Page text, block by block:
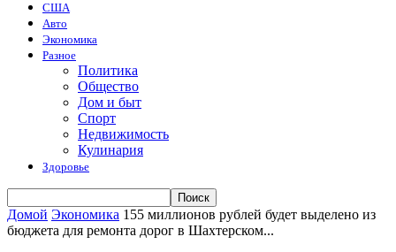
США
Авто
Экономика
Разное
Политика
Общество
Дом и быт
Спорт
Недвижимость
Кулинария
Здоровье
Домой Экономика 155 миллионов рублей будет выделено из
бюджета для ремонта дорог в Шахтерском...